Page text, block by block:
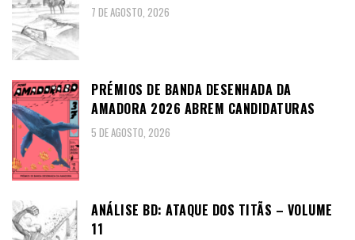
7 DE AGOSTO, 2026
PRÉMIOS DE BANDA DESENHADA DA
AMADORA 2026 ABREM CANDIDATURAS
5 DE AGOSTO, 2026
ANÁLISE BD: ATAQUE DOS TITÃS – VOLUME
11